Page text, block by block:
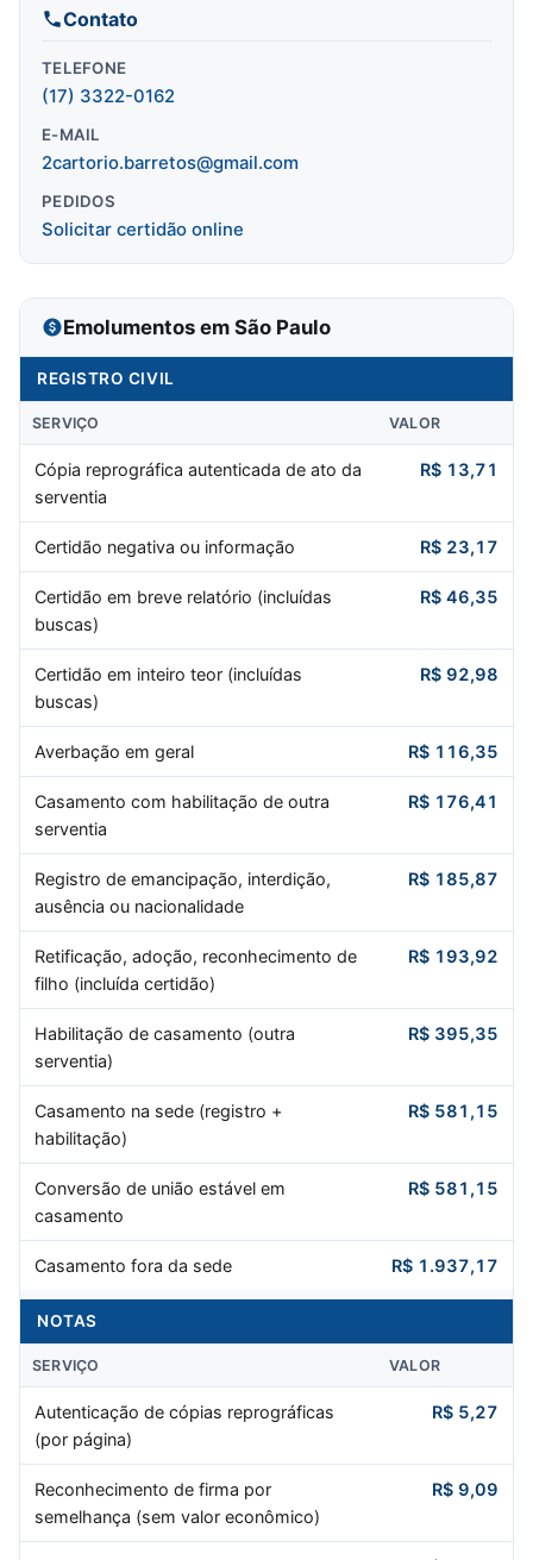
Contato
TELEFONE
(17) 3322-0162
E-MAIL
2cartorio.barretos@gmail.com
PEDIDOS
Solicitar certidão online
Emolumentos em São Paulo
REGISTRO CIVIL
SERVIÇO VALOR
Cópia reprográfica autenticada de ato da
serventia
R$ 13,71
Certidão negativa ou informação R$ 23,17
Certidão em breve relatório (incluídas
buscas)
R$ 46,35
Certidão em inteiro teor (incluídas
buscas)
R$ 92,98
Averbação em geral R$ 116,35
Casamento com habilitação de outra
serventia
R$ 176,41
Registro de emancipação, interdição,
ausência ou nacionalidade
R$ 185,87
Retificação, adoção, reconhecimento de
filho (incluída certidão)
R$ 193,92
Habilitação de casamento (outra
serventia)
R$ 395,35
Casamento na sede (registro +
habilitação)
R$ 581,15
Conversão de união estável em
casamento
R$ 581,15
Casamento fora da sede R$ 1.937,17
NOTAS
SERVIÇO VALOR
Autenticação de cópias reprográficas
(por página)
R$ 5,27
Reconhecimento de firma por
semelhança (sem valor econômico)
R$ 9,09